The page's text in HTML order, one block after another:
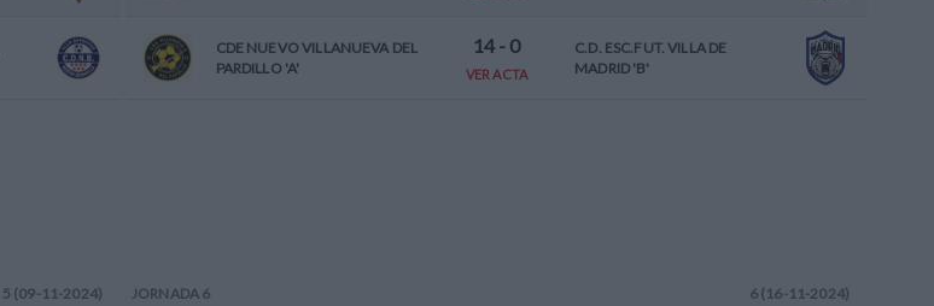
CDE NUEVO VILLANUEVA DEL
PARDILLO 'A'
14- 0
VER ACTA
C.D. ESC.FUT. VILLA DE
MADRID 'B'
5 (09-11-2024) JORNADA 6 6 (16-11-2024)